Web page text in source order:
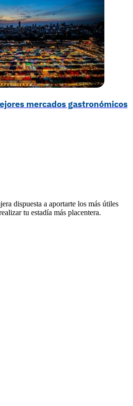
mercados gastronómicos
dispuesta a aportarte los más útiles
tu estadía más placentera.